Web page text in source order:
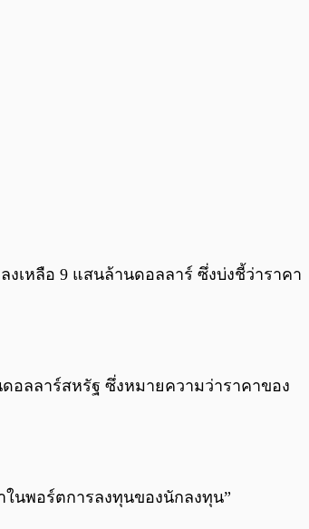
งเหลือ 9 แสนล้านดอลลาร์ ซึ่งบ่งชี้ว่าราคา
อลลาร์สหรัฐ ซึ่งหมายความว่าราคาของ
ในพอร์ตการลงทุนของนักลงทุน”